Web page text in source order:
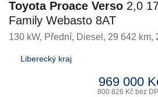
Toyota Proace Verso 2,0
Family Webasto 8AT
130 kW, Přední, Diesel , 29 642 km,
Liberecký kraj
969 000
800 826 Kč bez